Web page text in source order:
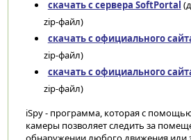
скачать с сервера SoftPortal
zip-файл)
скачать с официального
zip-файл)
скачать с официального
zip-файл)
iSpy - программа, которая с
камеры позволяет следить за